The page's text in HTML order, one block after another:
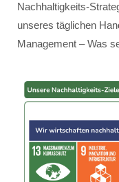
Nachhaltigkeits-
unseres täglichen
Management – Was